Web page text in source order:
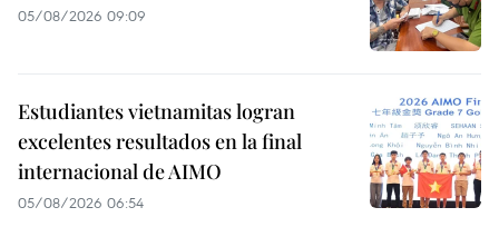
05/08/2026 09:09
Estudiantes vietnamitas logran
excelentes resultados en la final
internacional de AIMO
05/08/2026 06:54